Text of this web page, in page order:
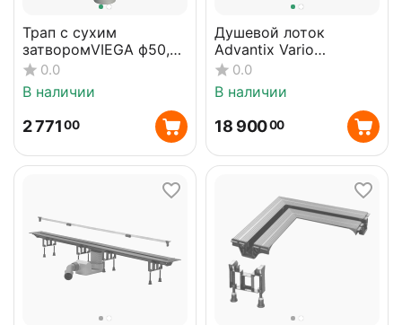
Трап с сухим
затворомVIEGA ф50,
нерж, решетка
100*100 , верт. пластик
583224
0.0
В наличии
2 771 00
Душевой лоток
Advantix Vario
(комплект) глянцевый,
30-120 см VIEGA
704360
0.0
В наличии
18 90000